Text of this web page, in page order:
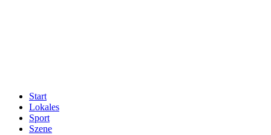
Start
Lokales
Sport
Szene